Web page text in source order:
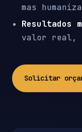
mas
Resultados
valor real,
Solicitar